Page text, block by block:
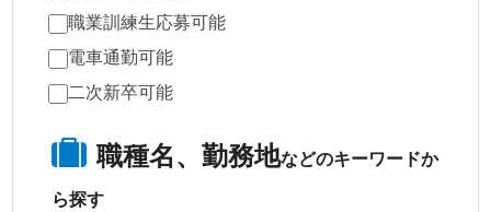
職業訓練生応募可能
電車通勤可能
二次新卒可能
職種名、勤務地などのキーワードか
ら探す